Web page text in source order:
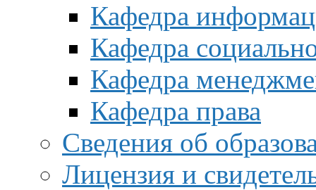
Кафедра
Кафедра
Кафедра
Кафедра права
Сведения об
Лицензия и